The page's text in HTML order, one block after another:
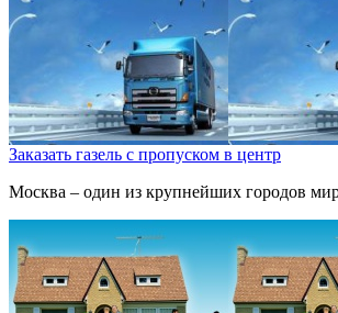
Заказать газель с пропуском в центр
Москва – один из крупнейших городов